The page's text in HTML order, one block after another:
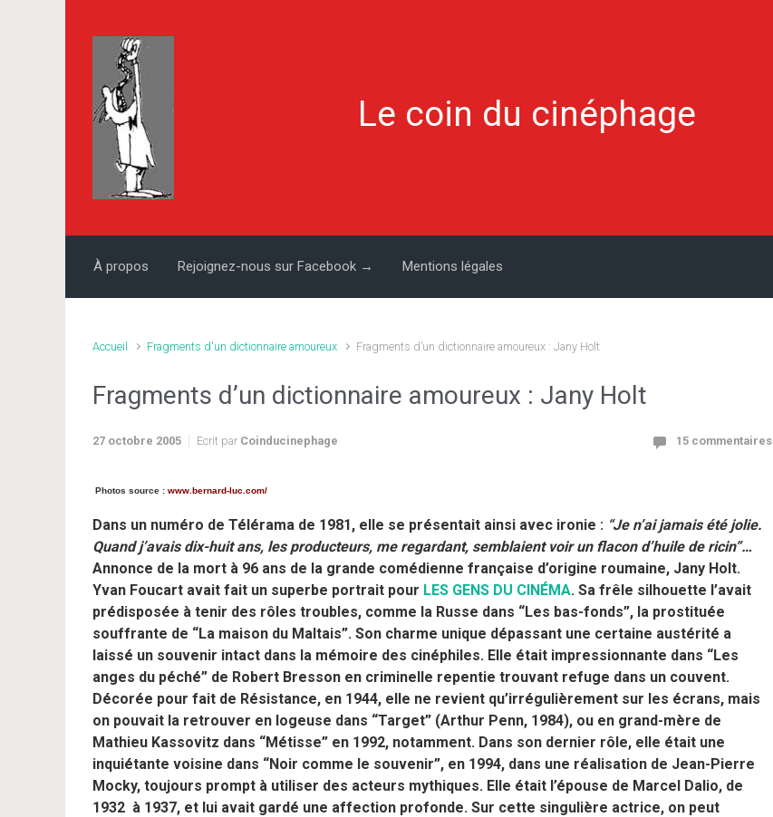
Le coin du cinéphage
À propos Rejoignez-nous sur Facebook → Mentions légales
Accueil Fragments d'un dictionnaire amoureux Fragments d’un dictionnaire amoureux : Jany Holt
Fragments d’un dictionnaire amoureux : Jany Holt
27 octobre 2005 Ecrit par Coinducinephage 15 commentaires
Photos source : www.bernard-luc.com/
Dans un numéro de Télérama de 1981, elle se présentait ainsi avec ironie : “Je n’ai jamais été jolie.
Quand j’avais dix-huit ans, les producteurs, me regardant, semblaient voir un flacon d’huile de ricin”…
Annonce de la mort à 96 ans de la grande comédienne française d’origine roumaine, Jany Holt.
Yvan Foucart avait fait un superbe portrait pour LES GENS DU CINÉMA. Sa frêle silhouette l’avait
prédisposée à tenir des rôles troubles, comme la Russe dans “Les bas-fonds”, la prostituée
souffrante de “La maison du Maltais”. Son charme unique dépassant une certaine austérité a
laissé un souvenir intact dans la mémoire des cinéphiles. Elle était impressionnante dans “Les
anges du péché” de Robert Bresson en criminelle repentie trouvant refuge dans un couvent.
Décorée pour fait de Résistance, en 1944, elle ne revient qu’irrégulièrement sur les écrans, mais
on pouvait la retrouver en logeuse dans “Target” (Arthur Penn, 1984), ou en grand-mère de
Mathieu Kassovitz dans “Métisse” en 1992, notamment. Dans son dernier rôle, elle était une
inquiétante voisine dans “Noir comme le souvenir”, en 1994, dans une réalisation de Jean-Pierre
Mocky, toujours prompt à utiliser des acteurs mythiques. Elle était l’épouse de Marcel Dalio, de
1932 à 1937, et lui avait gardé une affection profonde. Sur cette singulière actrice, on peut